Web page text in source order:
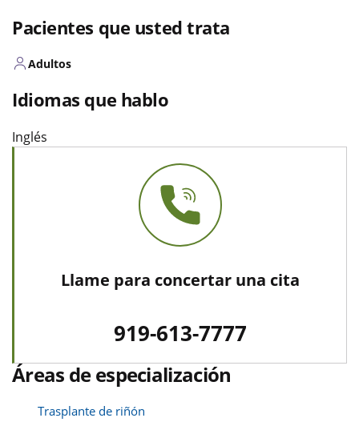
Pacientes que usted trata
Adultos
Idiomas que hablo
Inglés
Llame para concertar una cita
919-613-7777
Áreas de especialización
Trasplante de riñón